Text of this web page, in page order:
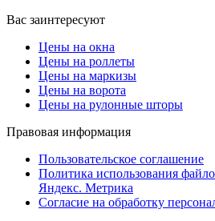
Вас заинтересуют
Цены на окна
Цены на роллеты
Цены на маркизы
Цены на ворота
Цены на рулонные шторы
Правовая информация
Пользовательское соглашение
Политика использования
Яндекс. Метрика
Согласие на обработку